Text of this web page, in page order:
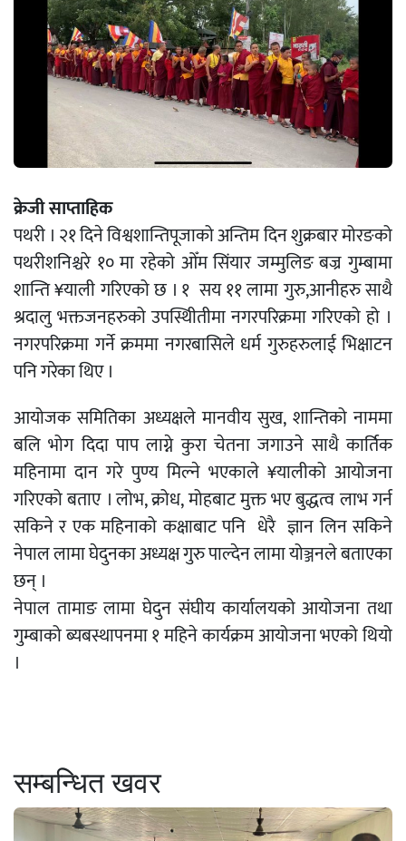
क्रेजी साप्ताहिक
पथरी । २१ दिने विश्वशान्तिपूजाको अन्तिम दिन शुक्रबार मोरङको
पथरीशनिश्चरे १० मा रहेको ओँम सिंयार जम्मुलिङ बज्र गुम्बामा
शान्ति ¥याली गरिएको छ । १ सय ११ लामा गुरु,आनीहरु साथै
श्रदालु भक्तजनहरुको उपस्थिीतीमा नगरपरिक्रमा गरिएको हो ।
नगरपरिक्रमा गर्ने क्रममा नगरबासिले धर्म गुरुहरुलाई भिक्षाटन
पनि गरेका थिए ।
आयोजक समितिका अध्यक्षले मानवीय सुख, शान्तिको नाममा
बलि भोग दिदा पाप लाग्ने कुरा चेतना जगाउने साथै कार्तिक
महिनामा दान गरे पुण्य मिल्ने भएकाले ¥यालीको आयोजना
गरिएको बताए । लोभ, क्रोध, मोहबाट मुक्त भए बुद्धत्व लाभ गर्न
सकिने र एक महिनाको कक्षाबाट पनि धेरै ज्ञान लिन सकिने
नेपाल लामा घेदुनका अध्यक्ष गुरु पाल्देन लामा योञ्जनले बताएका
छन् ।
नेपाल तामाङ लामा घेदुन संघीय कार्यालयको आयोजना तथा
गुम्बाको ब्यबस्थापनमा १ महिने कार्यक्रम आयोजना भएको थियो
।
सम्बन्धित खवर